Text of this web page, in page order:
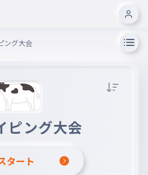
ング大会
ピング大会
タート